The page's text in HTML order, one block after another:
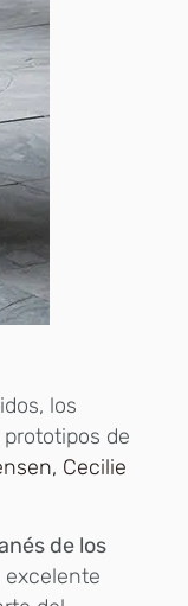
los
de
Cecilie
de los